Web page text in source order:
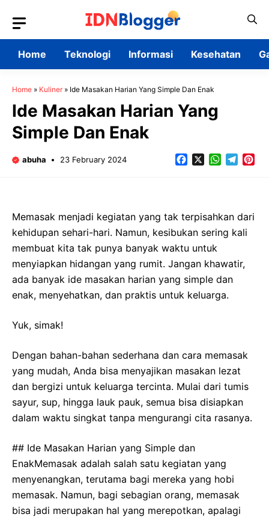
content
Home
Teknologi Informasi Kesehatan
Home » Kuliner» Ide Masakan Harian Yang Simple Dan Enak
Ide Masakan Harian Yang
Simple Dan Enak
abuha 23 February 2024 FacebookWhatsApp
Memasak menjadi kegiatan yang tak terpisahkan dari
kehidupan sehari-hari. Namun, kesibukan sering kali
membuat kita tak punya banyak waktu untuk
menyiapkan hidangan yang rumit. Jangan khawatir,
ada banyak ide masakan harian yang simple dan
enak, menyehatkan, dan praktis untuk keluarga.
Yuk, simak!
Dengan bahan-bahan sederhana dan cara memasak
yang mudah, Anda bisa menyajikan masakan lezat
dan bergizi untuk keluarga tercinta. Mulai dari tumis
sayur, sup, hingga lauk pauk, semua bisa disiapkan
dalam waktu singkat tanpa mengurangi cita rasanya.
## Ide Masakan Harian yang Simple dan
EnakMemasak adalah salah satu kegiatan yang
menyenangkan, terutama bagi mereka yang hobi
memasak. Namun, bagi sebagian orang, memasak
bisa jadi merupakan hal yang merepotkan, apalagi